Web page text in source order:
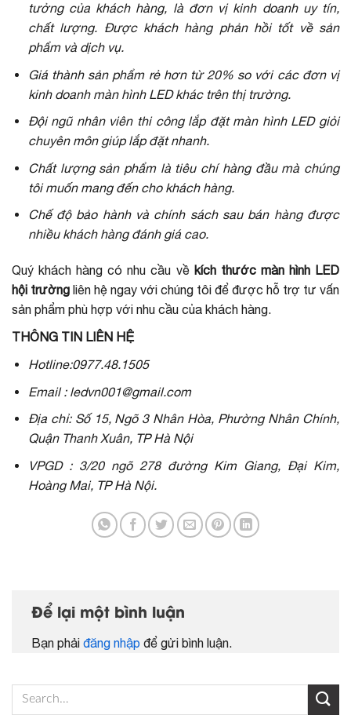
tưởng của khách hàng, là đơn vị kinh doanh uy tín,
chất lượng. Được khách hàng phản hồi tốt về sản
phẩm và dịch vụ.
Giá thành sản phẩm rẻ hơn từ 20% so với các đơn vị
kinh doanh màn hình LED khác trên thị trường.
Đội ngũ nhân viên thi công lắp đặt màn hình LED giỏi
chuyên môn giúp lắp đặt nhanh.
Chất lượng sản phẩm là tiêu chí hàng đầu mà chúng
tôi muốn mang đến cho khách hàng.
Chế độ bảo hành và chính sách sau bán hàng được
nhiều khách hàng đánh giá cao.
Quý khách hàng có nhu cầu về kích thước màn hình LED
hội trường liên hệ ngay với chúng tôi để được hỗ trợ tư vấn
sản phẩm phù hợp với nhu cầu của khách hàng.
THÔNG TIN LIÊN HỆ
Hotline:0977.48.1505
Email : ledvn001@gmail.com
Địa chỉ: Số 15, Ngõ 3 Nhân Hòa, Phường Nhân Chính,
Quận Thanh Xuân, TP Hà Nội
VPGD : 3/20 ngõ 278 đường Kim Giang, Đại Kim,
Hoàng Mai, TP Hà Nội.
Để lại một bình luận
Bạn phải đăng nhập để gửi bình luận.